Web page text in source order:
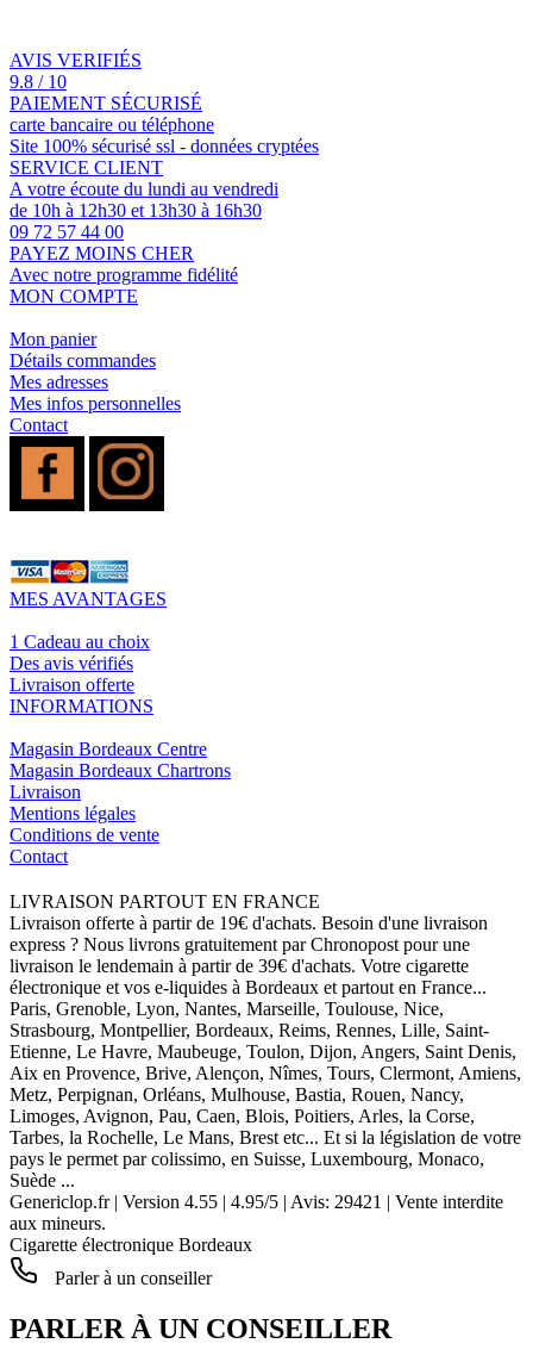
AVIS VERIFIÉS
9.8 / 10
PAIEMENT SÉCURISÉ
carte bancaire ou téléphone
Site 100% sécurisé ssl - données cryptées
SERVICE CLIENT
A votre écoute du lundi au vendredi
de 10h à 12h30 et 13h30 à 16h30
09 72 57 44 00
PAYEZ MOINS CHER
Avec notre programme fidélité
MON COMPTE
Mon panier
Détails commandes
Mes adresses
Mes infos personnelles
Contact
MES AVANTAGES
1 Cadeau au choix
Des avis vérifiés
Livraison offerte
INFORMATIONS
Magasin Bordeaux Centre
Magasin Bordeaux Chartrons
Livraison
Mentions légales
Conditions de vente
Contact
LIVRAISON PARTOUT EN FRANCE
Livraison offerte à partir de 19€ d'achats. Besoin d'une livraison
express ? Nous livrons gratuitement par Chronopost pour une
livraison le lendemain à partir de 39€ d'achats. Votre cigarette
électronique et vos e-liquides à Bordeaux et partout en France...
Paris, Grenoble, Lyon, Nantes, Marseille, Toulouse, Nice,
Strasbourg, Montpellier, Bordeaux, Reims, Rennes, Lille, Saint-
Etienne, Le Havre, Maubeuge, Toulon, Dijon, Angers, Saint Denis,
Aix en Provence, Brive, Alençon, Nîmes, Tours, Clermont, Amiens,
Metz, Perpignan, Orléans, Mulhouse, Bastia, Rouen, Nancy,
Limoges, Avignon, Pau, Caen, Blois, Poitiers, Arles, la Corse,
Tarbes, la Rochelle, Le Mans, Brest etc... Et si la législation de votre
pays le permet par colissimo, en Suisse, Luxembourg, Monaco,
Suède ...
Genericlop.fr| Version 4.55 | 4.95/5 | Avis: 29421 | Vente interdite
aux mineurs.
Cigarette électronique Bordeaux
Parler à un conseiller
PARLER À UN CONSEILLER